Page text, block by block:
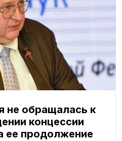
не обращалась к
концессии
продолжение